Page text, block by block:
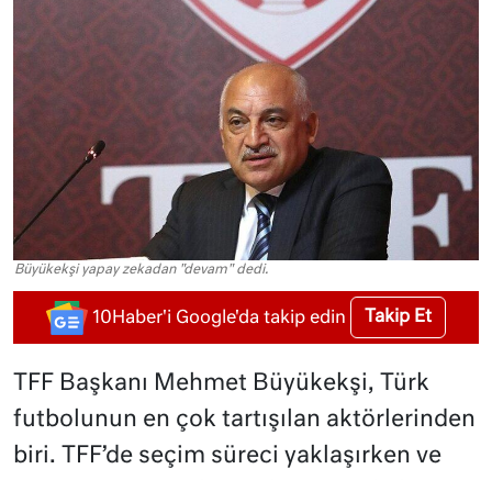
Büyükekşi yapay zekadan "devam" dedi.
10Haber'i Google'da takip edin Takip Et
TFF Başkanı Mehmet Büyükekşi, Türk
futbolunun en çok tartışılan aktörlerinden
biri. TFF’de seçim süreci yaklaşırken ve